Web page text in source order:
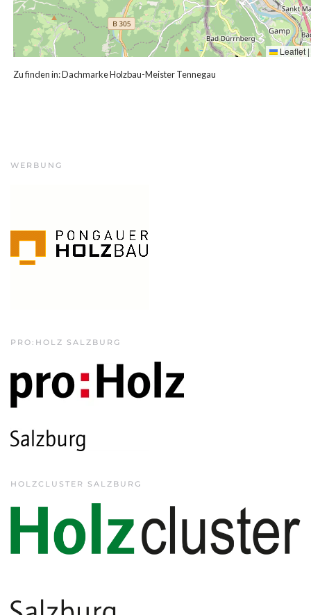
Leaflet |
Zu finden in:Dachmarke Holzbau-Meister Tennegau
WERBUNG
PRO:HOLZ SALZBURG
HOLZCLUSTER SALZBURG